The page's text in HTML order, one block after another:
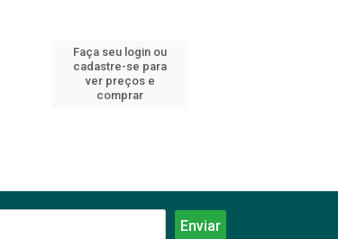
Faça seu login ou
cadastre-se para
ver preços e
comprar